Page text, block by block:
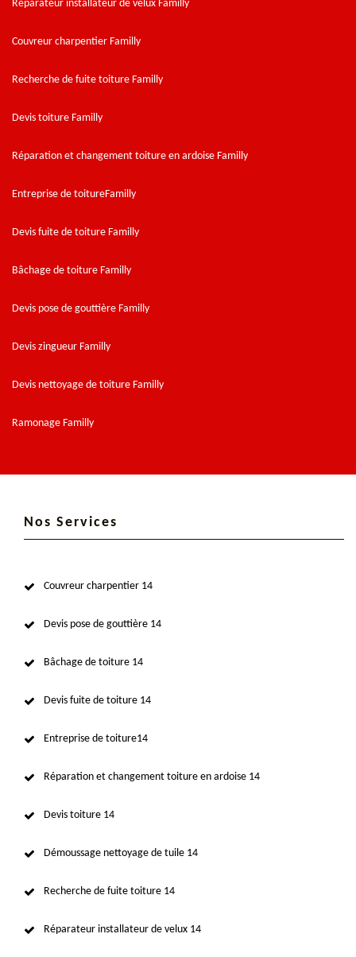
Réparateur installateur de velux Familly
Couvreur charpentier Familly
Recherche de fuite toiture Familly
Devis toiture Familly
Réparation et changement toiture en ardoise Familly
Entreprise de toitureFamilly
Devis fuite de toiture Familly
Bâchage de toiture Familly
Devis pose de gouttière Familly
Devis zingueur Familly
Devis nettoyage de toiture Familly
Ramonage Familly
Nos Services
Couvreur charpentier 14
Devis pose de gouttière 14
Bâchage de toiture 14
Devis fuite de toiture 14
Entreprise de toiture14
Réparation et changement toiture en ardoise 14
Devis toiture 14
Démoussage nettoyage de tuile 14
Recherche de fuite toiture 14
Réparateur installateur de velux 14